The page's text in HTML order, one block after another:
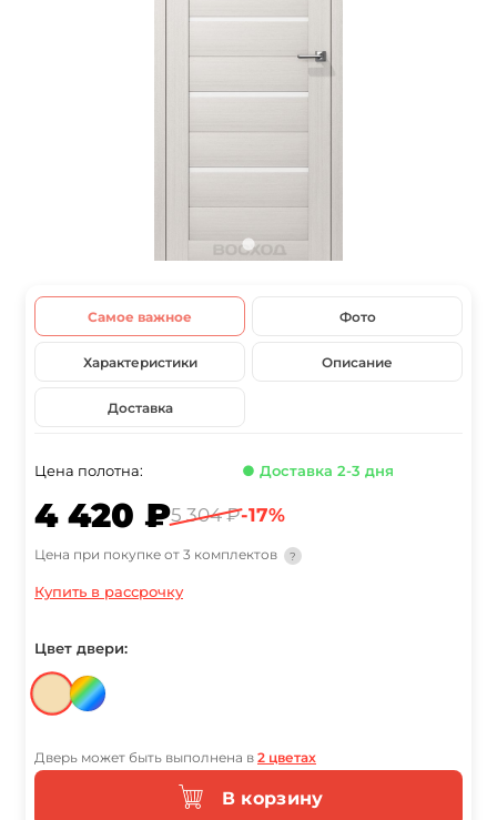
Самое важное Фото
Характеристики Описание
Доставка
Цена полотна: ● Доставка 2-3 дня
4 420 ₽5 304 ₽-17%
Цена при покупке от 3 комплектов ?
Купить в рассрочку
Цвет двери:
Дверь может быть выполнена в 2 цветах
В корзину